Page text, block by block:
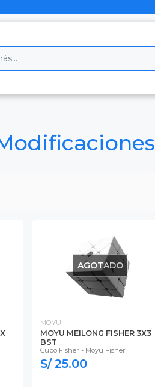
AGOTADO
MOYU
MOYU MEILONG FISHER 3X3
BST
Cubo Fisher - Moyu Fisher
S/ 25.00